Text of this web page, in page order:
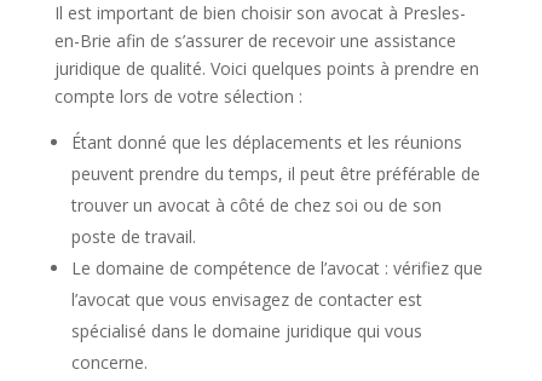
Il est important de bien choisir son avocat à Presles-
en-Brie afin de s’assurer de recevoir une assistance
juridique de qualité. Voici quelques points à prendre en
compte lors de votre sélection :
Étant donné que les déplacements et les réunions
peuvent prendre du temps, il peut être préférable de
trouver un avocat à côté de chez soi ou de son
poste de travail.
Le domaine de compétence de l’avocat : vérifiez que
l’avocat que vous envisagez de contacter est
spécialisé dans le domaine juridique qui vous
concerne.